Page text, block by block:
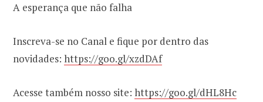
A esperança que não falha
Inscreva-se no Canal e fique por dentro das
novidades: https://goo.gl/xzdDAf
Acesse também nosso site: https://goo.gl/dHL8Hc